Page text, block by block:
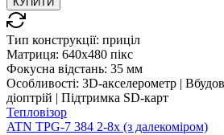
Тип конструкції: приціл
Матриця: 640x480 пікс
Фокусна відстань: 35 мм
Особливості: 3D-акселерометр |
діоптрій | Підтримка SD-карт
Тепловізор
ATN TPG-7 384 2-8x (з далекоміром)